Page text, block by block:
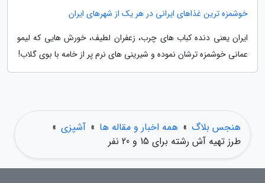
خوشمزه ترین غذاهای ایرانی در هر یک از شهرهای ایران
ایران یعنی دنده کباب های چرب، زعفران لطیف، خورش هایی که لیمو
عمانی خوشمزه ترشان نموده و شیرینی های نرم پر از خامه با بوی گلاب!
هنجس بلاگ » همه اخبار و مقاله ها » آشپزی »
طرز تهیه آش رشته برای 15 و 20 نفر